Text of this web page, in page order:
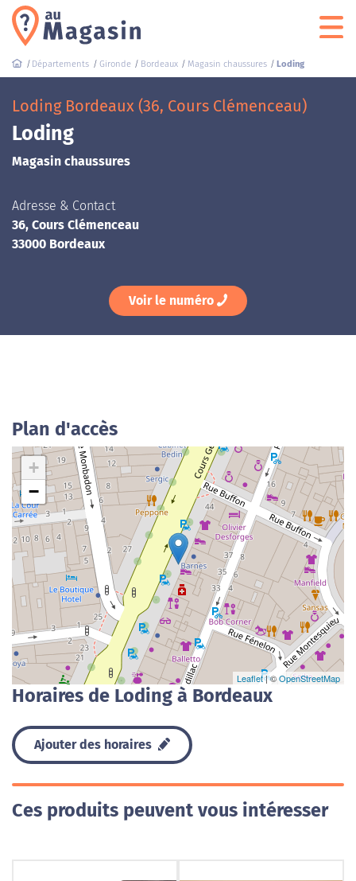
Départements Gironde Bordeaux Magasin chaussures Loding
Loding Bordeaux (36, Cours Clémenceau)
Loding
Magasin chaussures
Adresse & Contact
36, Cours Clémenceau
33000 Bordeaux
Voir le numéro
Plan d'accès
+
−
Leaflet| ©OpenStreetMap
Horaires de Loding à Bordeaux
Ajouter des horaires
Ces produits peuvent vous intéresser